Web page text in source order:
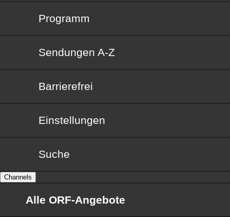
Programm
Sendungen von A bis Z
Sendungen A-Z
Barrierefrei
Barrierefrei
Einstellungen
Suche
Channels
Alle ORF-Angebote